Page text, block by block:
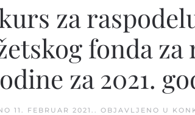
za
fonda za
za 2021.
11. FEBRUAR 2021. . OBJAVLJENO U